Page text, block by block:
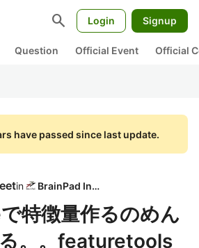
search Login Signup
Question Official Event Official
have passed since last update.
in BrainPad Inc.
特徴量作るのめん
。。featuretools